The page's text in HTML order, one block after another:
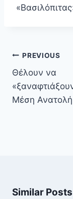
Πλοήγηση
άρθρων
PREVIOUS
Θέλουν να
Μέση Ανατολή
Similar Posts